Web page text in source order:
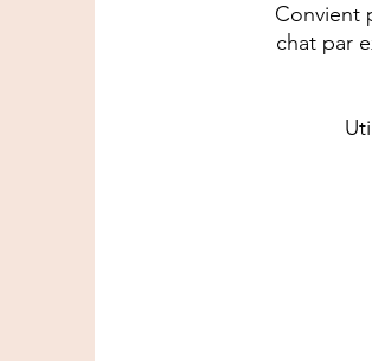
Convient
chat par